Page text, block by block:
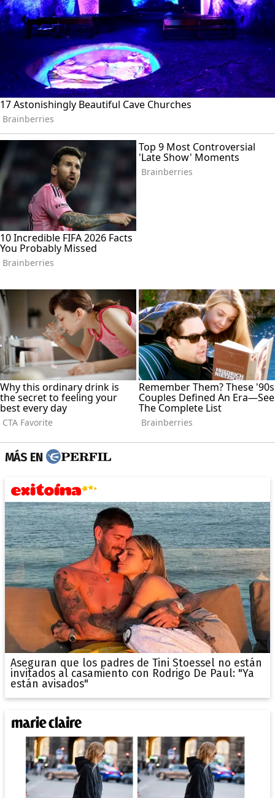
MÁS EN
Aseguran que los padres de Tini Stoessel no están
invitados al casamiento con Rodrigo De Paul: "Ya
están avisados"